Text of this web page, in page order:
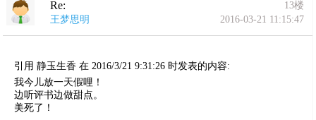
Re:
13楼
王梦思明
2016-03-21 11:15:47
引用 静玉生香 在 2016/3/21 9:31:26 时发表的内容:
我今儿放一天假哩！
边听评书边做甜点。
美死了！